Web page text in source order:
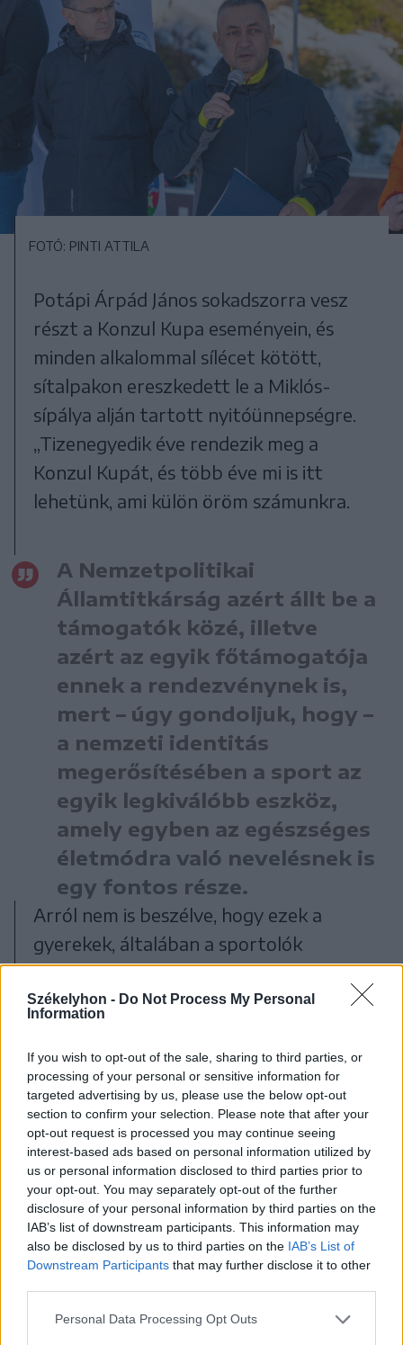
Székelyhon - Do Not Process My Personal
Information
If you wish to opt-out of the sale, sharing to third parties, or
processing of your personal or sensitive information for
targeted advertising by us, please use the below opt-out
section to confirm your selection. Please note that after your
opt-out request is processed you may continue seeing
interest-based ads based on personal information utilized by
us or personal information disclosed to third parties prior to
your opt-out. You may separately opt-out of the further
disclosure of your personal information by third parties on the
IAB’s list of downstream participants. This information may
also be disclosed by us to third parties on the IAB’s List of
Downstream Participants that may further disclose it to other
Personal Data Processing Opt Outs
FOTÓ: PINTI ATTILA
Potápi Árpád János sokadszorra vesz
részt a Konzul Kupa eseményein, és
minden alkalommal sílécet kötött,
sítalpakon ereszkedett le a Miklós-
sípálya alján tartott nyitóünnepségre.
„Tizenegyedik éve rendezik meg a
Konzul Kupát, és több éve mi is itt
lehetünk, ami külön öröm számunkra.
A Nemzetpolitikai
Államtitkárság azért állt be a
támogatók közé, illetve
azért az egyik főtámogatója
ennek a rendezvénynek is,
mert – úgy gondoljuk, hogy –
a nemzeti identitás
megerősítésében a sport az
egyik legkiválóbb eszköz,
amely egyben az egészséges
életmódra való nevelésnek is
egy fontos része.
Arról nem is beszélve, hogy ezek a
gyerekek, általában a sportolók
közösséget alkotnak. Amikor
közösségről, sportról beszélünk, akkor
közel egy évszázada az egyik
legnemzetibb sport a sísport. A
nemzet és a sport egymástól
elválaszthatatlan fogalmak, itt a
Székelyföldön pedig ez szinte egyet
jelent a sísporttal is, hiszen kiváló
sportolókat adtak az elmúlt
évtizedekben a magyar sportnak” –
hangsúlyozta Potápi.